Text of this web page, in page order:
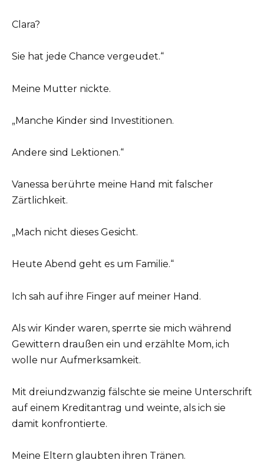
Clara?
Sie hat jede Chance vergeudet.“
Meine Mutter nickte.
„Manche Kinder sind Investitionen.
Andere sind Lektionen.“
Vanessa berührte meine Hand mit falscher
Zärtlichkeit.
„Mach nicht dieses Gesicht.
Heute Abend geht es um Familie.“
Ich sah auf ihre Finger auf meiner Hand.
Als wir Kinder waren, sperrte sie mich während
Gewittern draußen ein und erzählte Mom, ich
wolle nur Aufmerksamkeit.
Mit dreiundzwanzig fälschte sie meine Unterschrift
auf einem Kreditantrag und weinte, als ich sie
damit konfrontierte.
Meine Eltern glaubten ihren Tränen.